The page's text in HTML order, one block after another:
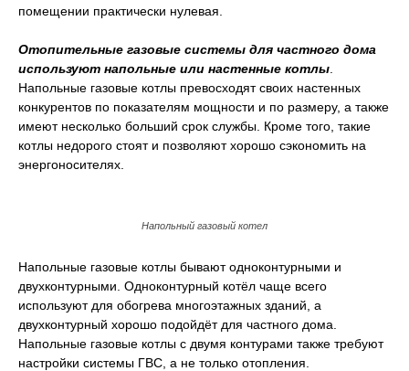
помещении практически нулевая.
Отопительные газовые системы для частного дома
используют напольные или настенные котлы
Напольные газовые котлы превосходят своих настенных
конкурентов по показателям мощности и по размеру, а также
имеют несколько больший срок службы. Кроме того, такие
котлы недорого стоят и позволяют хорошо сэкономить на
энергоносителях.
Напольный газовый котел
Напольные газовые котлы бывают одноконтурными и
двухконтурными. Одноконтурный котёл чаще всего
используют для обогрева многоэтажных зданий, а
двухконтурный хорошо подойдёт для частного дома.
Напольные газовые котлы с двумя контурами также требуют
настройки системы ГВС, а не только отопления.